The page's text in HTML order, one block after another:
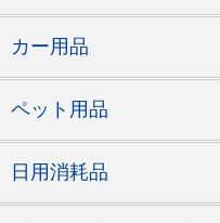
カー用品
ペット用品
日用消耗品